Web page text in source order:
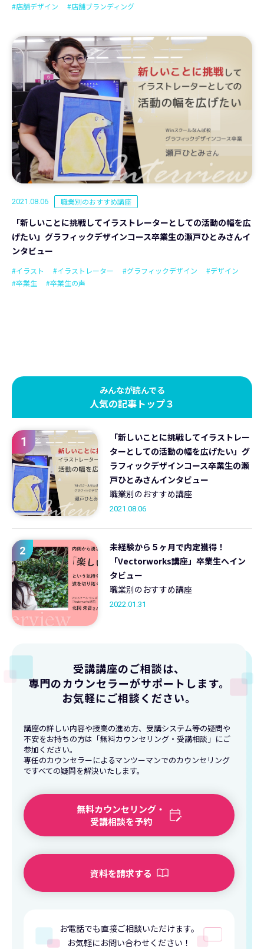
#店舗デザイン
#店舗ブランディング
2021.08.06 職業別のおすすめ講座
「新しいことに挑戦してイラストレーターとしての活動の幅を広
げたい」グラフィックデザインコース卒業生の瀬戸ひとみさんイ
ンタビュー
#イラスト #イラストレーター #グラフィックデザイン
#デザイン
#卒業生
#卒業生の声
みんなが読んでる
人気の記事トップ３
1
「新しいことに挑戦してイラストレー
ターとしての活動の幅を広げたい」グ
ラフィックデザインコース卒業生の瀬
戸ひとみさんインタビュー
職業別のおすすめ講座
2021.08.06
2
未経験から５ヶ月で内定獲得！
「Vectorworks講座」卒業生へイン
タビュー
職業別のおすすめ講座
2022.01.31
受講講座のご相談は、
専門のカウンセラーがサポートします。
お気軽にご相談ください。
講座の詳しい内容や授業の進め方、受講システム等の疑問や
不安をお持ちの方は「無料カウンセリング・受講相談」にご
参加ください。
専任のカウンセラーによるマンツーマンでのカウンセリング
ですべての疑問を解決いたします。
無料カウンセリング・
受講相談を予約
資料を請求する
お電話でも直接ご相談いただけます。
お気軽にお問い合わせください！